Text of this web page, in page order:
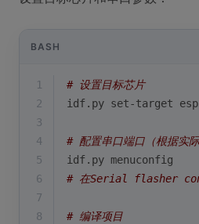
BASH
1
# 设置目标芯片
2
idf.py set-target
3
4
# 配置串口端口（根据实际
5
idf.py menuconfig
6
# 在Serial flasher
7
8
# 编译项目